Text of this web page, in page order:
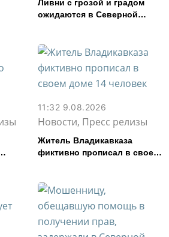
Ливни с грозой и градом
ожидаются в Северной
11:32 9.08.2026
Новости, Пресс релизы
Житель Владикавказа
фиктивно прописал в своем